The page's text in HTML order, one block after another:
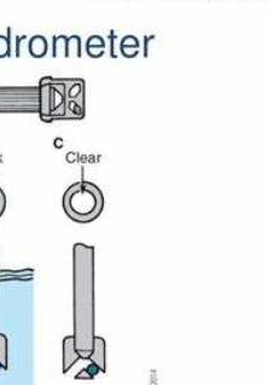
جک KMC/JAC
بهمن
پارس
لیفان
جیلی